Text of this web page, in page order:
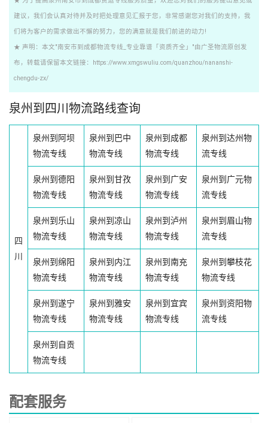
建议，我们会认真对待并及时把处理意见汇报于您，非常感谢您对我们的支持，我
们将为客户的需求做出不懈的努力，您的满意就是我们前进的动力!
★ 声明：本文"南安市到成都物流专线_专业靠谱「资质齐全」"由广圣物流原创发
布，转载请保留本文链接：https://www.xmgswuliu.com/quanzhou/nananshi-
chengdu-zx/
泉州到四川物流路线查询
四
川
泉州到阿坝
物流专线
泉州到巴中
物流专线
泉州到成都
物流专线
泉州到达州物
流专线
泉州到德阳
物流专线
泉州到甘孜
物流专线
泉州到广安
物流专线
泉州到广元物
流专线
泉州到乐山
物流专线
泉州到凉山
物流专线
泉州到泸州
物流专线
泉州到眉山物
流专线
泉州到绵阳
物流专线
泉州到内江
物流专线
泉州到南充
物流专线
泉州到攀枝花
物流专线
泉州到遂宁
物流专线
泉州到雅安
物流专线
泉州到宜宾
物流专线
泉州到资阳物
流专线
泉州到自贡
物流专线
配套服务